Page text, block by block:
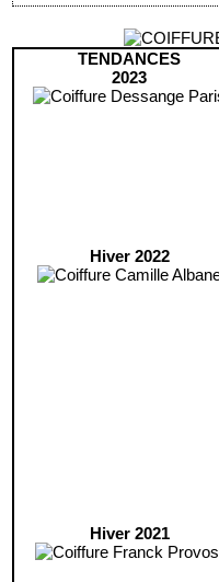
TENDANCES
2023
Hiver 2022
Hiver 2021